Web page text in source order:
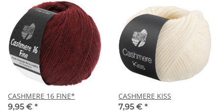
CASHMERE 16 FINE*
9,95 € *
CASHMERE KISS
7,95 € *